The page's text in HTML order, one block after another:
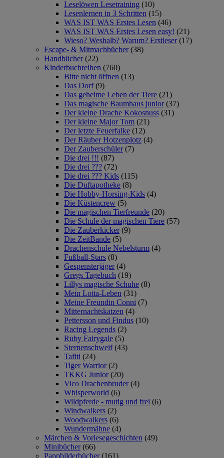
Leselöwen Lesetraining (10)
Lesenlernen in 3 Schritten (15)
WAS IST WAS Erstes Lesen (46)
WAS IST WAS Erstes Lesen easy! (21)
Wieso? Weshalb? Warum? Erstleser (17)
Escape- & Mitmachbücher (38)
Handbücher (22)
Kinderbuchreihen (760)
Bitte nicht öffnen (13)
Das Dorf (9)
Das geheime Leben der Tiere (21)
Das magische Baumhaus junior (37)
Der kleine Drache Kokosnuss (31)
Der kleine Major Tom (21)
Der letzte Feuerfalke (12)
Der Räuber Hotzenplotz (4)
Der Zauberschüler (7)
Die drei !!! (87)
Die drei ??? (72)
Die drei ??? Kids (115)
Die Duftapotheke (8)
Die Hobby-Horsing-Kids (4)
Die Küstencrew (5)
Die magischen Tierfreunde (20)
Die Schule der magischen Tiere (57)
Die Zauberkicker (9)
Die ZeitBande (5)
Drachenschule Nebelsturm (4)
Fußball-Stars (8)
Gespensterjäger (4)
Gregs Tagebuch (19)
Lillys magische Schuhe (8)
Mein Lotta-Leben (31)
Meine Freundin Conni (7)
Mitternachtskatzen (4)
Pettersson und Findus (10)
Racing Legends (2)
Ruby Fairygale (5)
Sternenschweif (43)
Tafiti (24)
Tiger Warrior (2)
TKKG Junior (20)
Vico Drachenbruder (4)
Whisperworld (6)
Wildpferde - mutig und frei (6)
Windwalkers (2)
Woodwalkers (6)
Wundermähne (4)
Märchen & Vorlesegeschichten (49)
Minibücher (66)
Pappbilderbücher (161)